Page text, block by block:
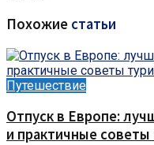
Похожие статьи
Путешествие
Отпуск в Европе:
и практичные советы